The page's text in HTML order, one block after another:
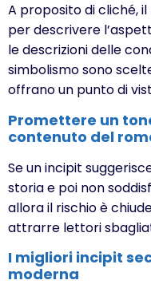
A proposito di cliché,
per descrivere
le descrizioni delle
simbolismo sono
offrano un punto di
Promettere un
contenuto del
Se un incipit
storia e poi non
allora il rischio è
attrarre lettori
I migliori incipit
moderna